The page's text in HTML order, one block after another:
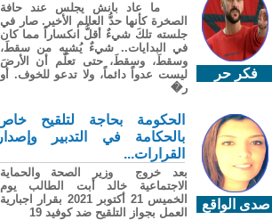
فكر حر
ما عاد بانش يجلس عند حافة
الصخرة كأنها حدُّ العالم الأخير. صار في
جلسته تلكَ شيءٌ أقلُّ انكساراً مما كان
في البدايات.. شيءٌ يُشبِه من سقطَ،
وسقطَ، وسقطَ، حتى تعلّم أن الأرضَ
ليست عدواً دائماً، ولا تدعو للخوف. أو
ر�
صدى الواقع
الحكومة بحاجة لتلقيح خاص
بالحكامة في التدبير وإصدار
القرارات...
بعد خروج وزير الصحة والحماية
الاجتماعية خالد أبت الطالب يوم
الخميس 21 أكتوبر 2021 بقرار اجبارية
العمل بجواز التلقيح ضد كوفيد 19